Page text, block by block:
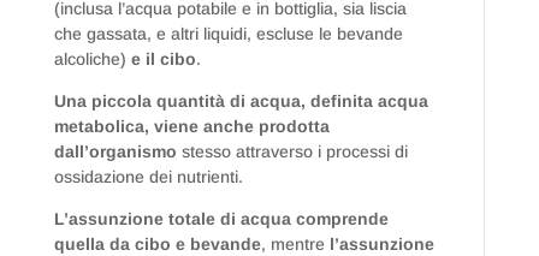
(inclusa l’acqua potabile e in bottiglia, sia liscia
che gassata, e altri liquidi, escluse le bevande
alcoliche) e il cibo.
Una piccola quantità di acqua, definita acqua
metabolica, viene anche prodotta
dall’organismo stesso attraverso i processi di
ossidazione dei nutrienti.
L’assunzione totale di acqua comprende
quella da cibo e bevande, mentre l’assunzione